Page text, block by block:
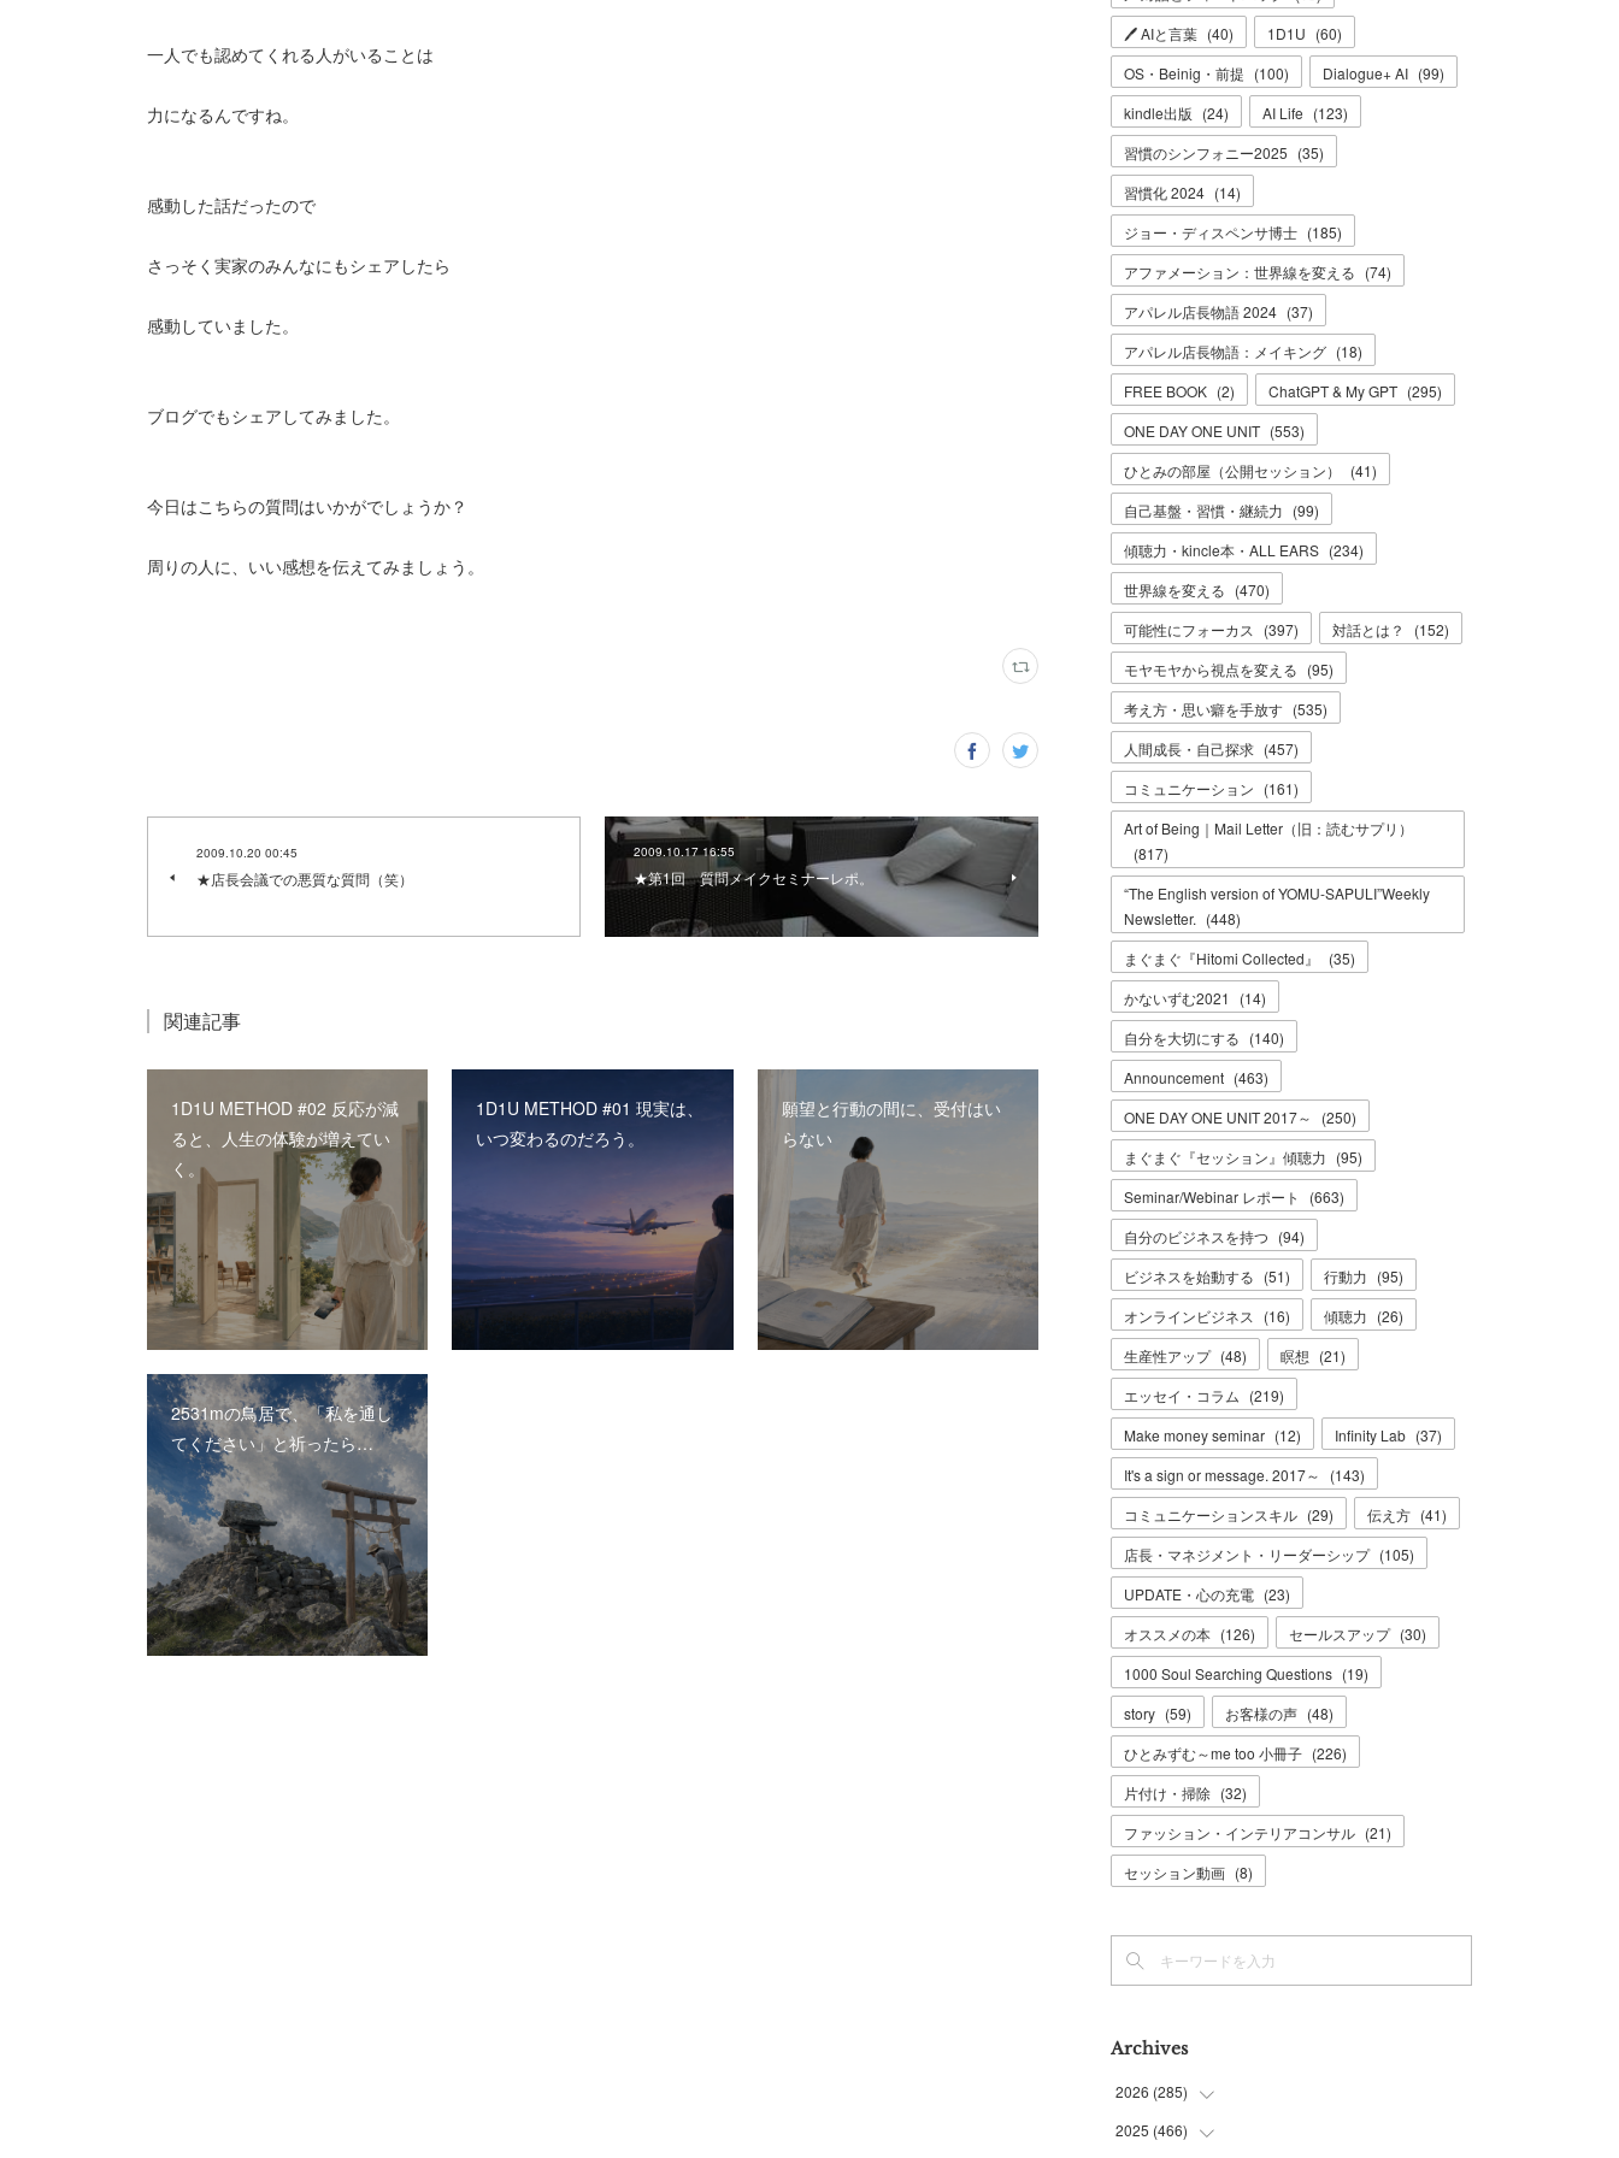
一人でも認めてくれる人がいることは
力になるんですね。
感動した話だったので
さっそく実家のみんなにもシェアしたら
感動していました。
ブログでもシェアしてみました。
今日はこちらの質問はいかがでしょうか？
周りの人に、いい感想を伝えてみましょう。
2009.10.20 00:45
★店長会議での悪質な質問（笑）
2009.10.17 16:55
★第1回 質問メイクセミナーレポ。
関連記事
1D1U METHOD #02 反応が減
ると、人生の体験が増えてい
く。
1D1U METHOD #01 現実は、
いつ変わるのだろう。
願望と行動の間に、受付はい
らない
2531mの鳥居で、「私を通し
てください」と祈ったら…
🖊 AIと言葉 (40) 1D1U (60)
OS・Beinig・前提 (100) Dialogue+ AI (99)
kindle出版 (24) AI Life (123)
習慣のシンフォニー2025 (35)
習慣化 2024 (14)
ジョー・ディスペンサ博士 (185)
アファメーション：世界線を変える (74)
アパレル店長物語 2024 (37)
アパレル店長物語：メイキング (18)
FREE BOOK (2) ChatGPT & My GPT (295)
ONE DAY ONE UNIT (553)
ひとみの部屋（公開セッション）
(41)
自己基盤・習慣・継続力 (99)
傾聴力・kincle本・ALL EARS (234)
世界線を変える (470)
可能性にフォーカス
(397) 対話とは？ (152)
モヤモヤから視点を変える (95)
考え方・思い癖を手放す (535)
人間成長・自己探求 (457)
コミュニケーション (161)
Art of Being｜Mail Letter（旧：読むサプリ）
(817)
“The English version of YOMU-SAPULI”Weekly
Newsletter. (448)
まぐまぐ『Hitomi Collected』
(35)
かないずむ2021
(14)
自分を大切にする (140)
Announcement (463)
ONE DAY ONE UNIT 2017～
(250)
まぐまぐ『セッション』傾聴力 (95)
Seminar/Webinar レポート
(663)
自分のビジネスを持つ (94)
ビジネスを始動する (51) 行動力 (95)
オンラインビジネス
(16) 傾聴力 (26)
生産性アップ (48) 瞑想 (21)
エッセイ・コラム (219)
Make money seminar (12) Infinity Lab (37)
It's a sign or message. 2017～
(143)
コミュニケーションスキル (29) 伝え方 (41)
店長・マネジメント・リーダーシップ (105)
UPDATE・心の充電 (23)
オススメの本 (126) セールスアップ (30)
1000 Soul Searching Questions (19)
story (59) お客様の声 (48)
ひとみずむ～me too 小冊子 (226)
片付け・掃除 (32)
ファッション・インテリアコンサル (21)
セッション動画 (8)
Archives
2026 (285)
(6)
2025 (466)